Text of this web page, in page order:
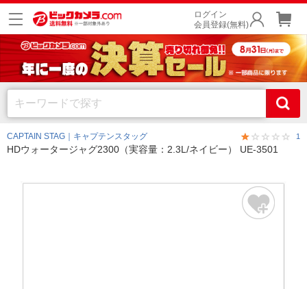
ログイン
会員登録(無料)
CAPTAIN STAG｜キャプテンスタッグ 1
HDウォータージャグ2300（実容量：2.3L/ネイビー） UE-3501